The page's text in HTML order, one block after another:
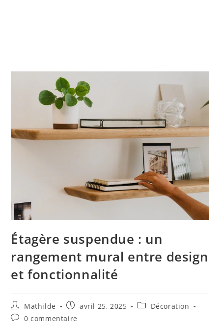
Étagère suspendue : un
rangement mural entre design
et fonctionnalité
Mathilde avril 25, 2025
Décoration
0 commentaire